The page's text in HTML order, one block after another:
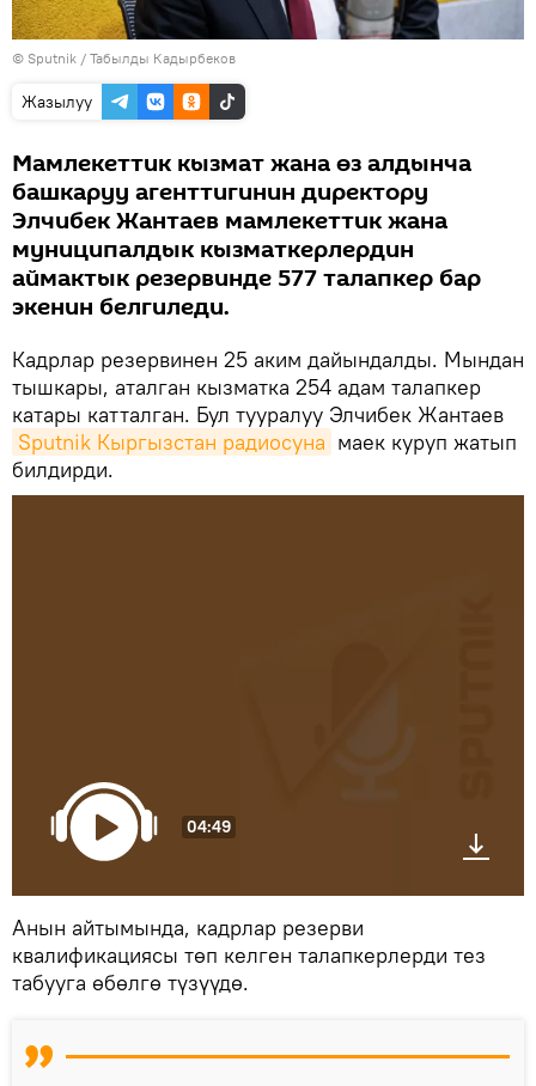
© Sputnik / Табылды Кадырбеков
Жазылуу
Мамлекеттик кызмат жана өз алдынча
башкаруу агенттигинин директору
Элчибек Жантаев мамлекеттик жана
муниципалдык кызматкерлердин
аймактык резервинде 577 талапкер бар
экенин белгиледи.
Кадрлар резервинен 25 аким дайындалды. Мындан
тышкары, аталган кызматка 254 адам талапкер
катары катталган. Бул тууралуу Элчибек Жантаев
Sputnik Кыргызстан радиосуна маек куруп жатып
билдирди.
04:49
Анын айтымында, кадрлар резерви
квалификациясы төп келген талапкерлерди тез
табууга өбөлгө түзүүдө.